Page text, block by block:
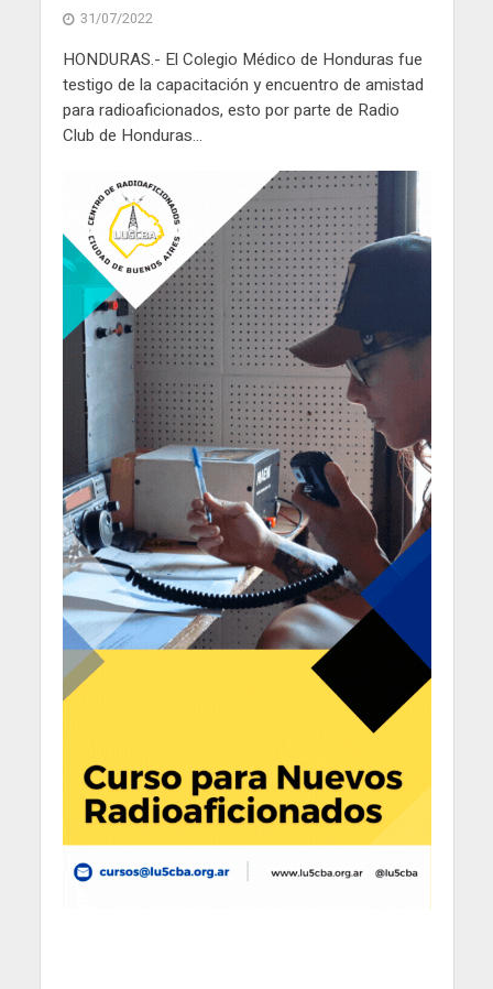
31/07/2022
HONDURAS.- El Colegio Médico de Honduras fue
testigo de la capacitación y encuentro de amistad
para radioaficionados, esto por parte de Radio
Club de Honduras...